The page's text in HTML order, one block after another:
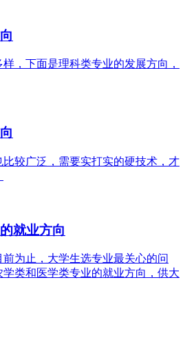
，下面是理科类专业的发展方向，
较广泛，需要实打实的硬技术，才
就业方向
为止，大学生选专业最关心的问
类和医学类专业的就业方向，供大